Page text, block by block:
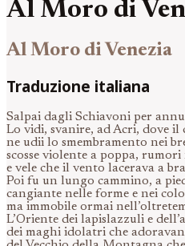
Al Moro di
Al Moro di Venezia
Traduzione italiana
Salpai dagli Schiavoni per
Lo vidi, svanire, ad Acri, dove il
ne udii lo smembramento nei
scosse violente a poppa, rumori
e vele che il vento lacerava a
Poi fu un lungo cammino, a
cangiante nelle forme e nei
ma immobile ormai
L’Oriente dei lapislazzuli e
dei maghi idolatri che